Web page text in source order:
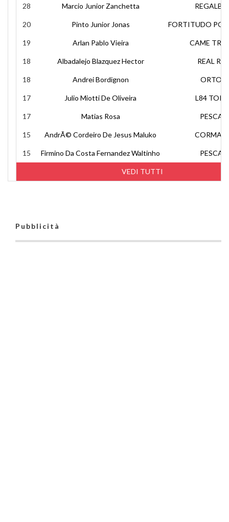
VEDI TUTTI
28 Marcio Junior Zanchetta
20 Pinto Junior Jonas FORTITUDO
19 Arlan Pablo Vieira CAME
18 Albadalejo Blazquez Hector REAL
18 Andrei Bordignon
17 Julio Miotti De Oliveira L84
17 Matias Rosa
15 AndrÃ© Cordeiro De Jesus Maluko CORMAR
15 Firmino Da Costa Fernandez Waltinho
Pubblicità